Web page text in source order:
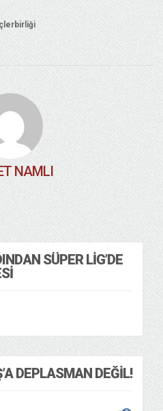
NAMLI
SÜPER LIG’DE
DEPLASMAN DEĞIL!